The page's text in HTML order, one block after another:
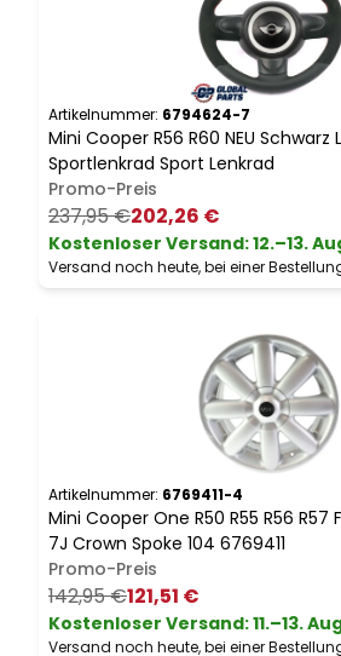
Artikelnummer: 6794624-7
Mini Cooper R56 R60 NEU
Sportlenkrad Sport Lenkrad
Promo-Preis
237,95 €202,26 €
Kostenloser Versand:12.–13.
Versand noch heute, bei einer
Artikelnummer: 6769411-4
Mini Cooper One R50 R55 R56 R57
7J Crown Spoke 104 6769411
Promo-Preis
142,95 €121,51 €
Kostenloser Versand:11.–13.
Versand noch heute, bei einer